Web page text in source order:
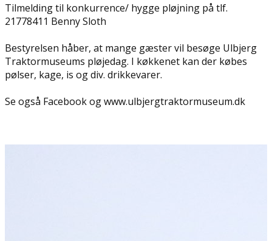
Tilmelding til konkurrence/ hygge pløjning på tlf.
21778411 Benny Sloth
Bestyrelsen håber, at mange gæster vil besøge Ulbjerg
Traktormuseums pløjedag. I køkkenet kan der købes
pølser, kage, is og div. drikkevarer.
Se også Facebook og www.ulbjergtraktormuseum.dk